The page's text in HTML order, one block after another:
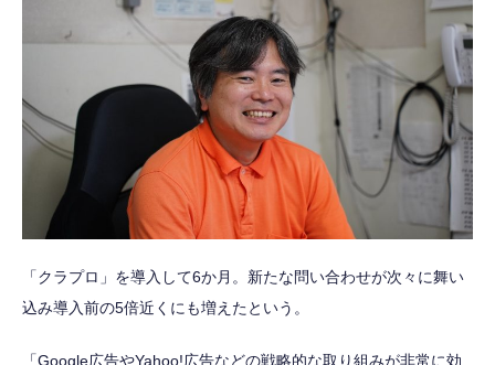
「クラプロ」を導入して6か月。新たな問い合わせが次々に舞い
込み導入前の5倍近くにも増えたという。
「Google広告やYahoo!広告などの戦略的な取り組みが非常に効